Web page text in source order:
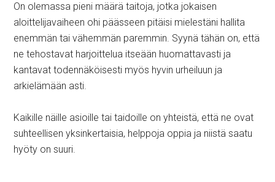
On olemassa pieni määrä taitoja, jotka jokaisen
aloittelijavaiheen ohi päässeen pitäisi mielestäni hallita
enemmän tai vähemmän paremmin. Syynä tähän on, että
ne tehostavat harjoittelua itseään huomattavasti ja
kantavat todennäköisesti myös hyvin urheiluun ja
arkielämään asti.
Kaikille näille asioille tai taidoille on yhteistä, että ne ovat
suhteellisen yksinkertaisia, helppoja oppia ja niistä saatu
hyöty on suuri.